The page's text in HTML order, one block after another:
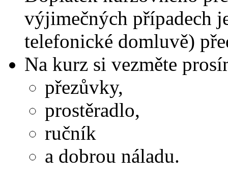
výjimečných případech
telefonické domluvě)
Na kurz si vezměte
přezůvky,
prostěradlo,
ručník
a dobrou náladu.